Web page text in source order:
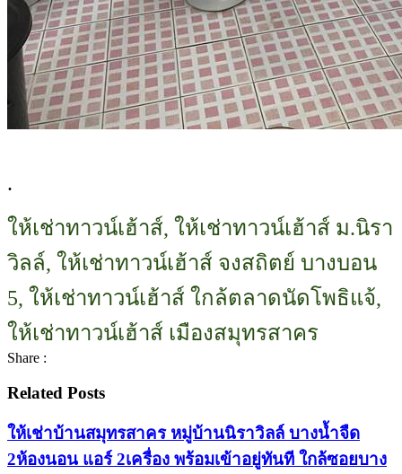
.
ให้เช่าทาวน์เฮ้าส์, ให้เช่าทาวน์เฮ้าส์ ม.นิรา
วิลล์, ให้เช่าทาวน์เฮ้าส์ จงสถิตย์ บางบอน
5, ให้เช่าทาวน์เฮ้าส์ ใกล้ตลาดนัดโพธิแจ้,
ให้เช่าทาวน์เฮ้าส์ เมืองสมุทรสาคร
Share :
Related Posts
ให้เช่าบ้านสมุทรสาคร หมู่บ้านนิราวิลล์ บางน้ำจืด
2ห้องนอน แอร์ 2เครื่อง พร้อมเข้าอยู่ทันที ใกล้ซอยบาง